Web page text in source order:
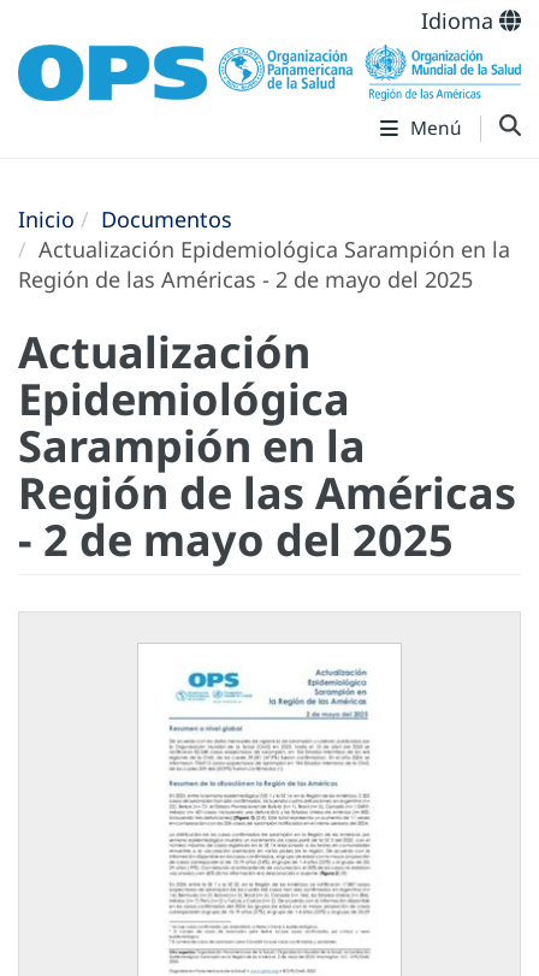
Idioma
Menú
Inicio
Documentos
Actualización Epidemiológica Sarampión en la
Región de las Américas - 2 de mayo del 2025
Actualización
Epidemiológica
Sarampión en la
Región de las Américas
- 2 de mayo del 2025